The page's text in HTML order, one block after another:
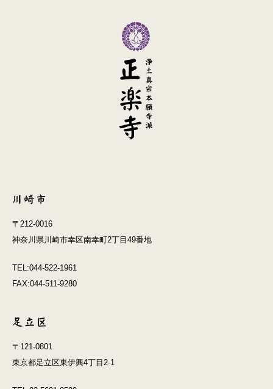
〒212-0016
神奈川県川崎市幸区南幸町2丁目49番地
TEL:044-522-1961
FAX:044-511-9280
〒121-0801
東京都足立区東伊興4丁目2-1